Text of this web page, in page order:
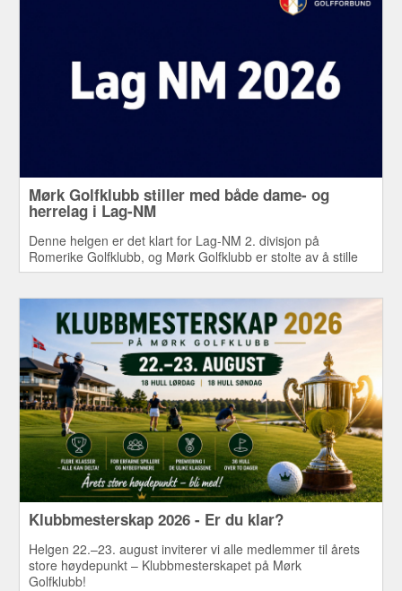
Mørk Golfklubb stiller med både dame- og
herrelag i Lag-NM
Denne helgen er det klart for Lag-NM 2. divisjon på
Romerike Golfklubb, og Mørk Golfklubb er stolte av å stille
med både dame- og herrelag i årets mesterskap.
Klubbmesterskap 2026 - Er du klar?
Helgen 22.–23. august inviterer vi alle medlemmer til årets
store høydepunkt – Klubbmesterskapet på Mørk
Golfklubb!